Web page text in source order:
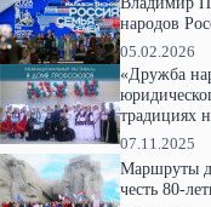
народов
05.02.2026
«Дружба
традициях
07.11.2025
Маршруты
честь 80-